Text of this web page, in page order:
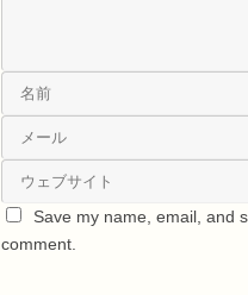
Save my name, email, and
comment.